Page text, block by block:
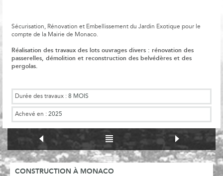
Sécurisation, Rénovation et Embellissement du Jardin Exotique pour le
compte de la Mairie de Monaco.
Réalisation des travaux des lots ouvrages divers : rénovation des
passerelles, démolition et reconstruction des belvédères et des
pergolas.
Durée des travaux : 8 MOIS
Achevé en : 2025
CONSTRUCTION À MONACO